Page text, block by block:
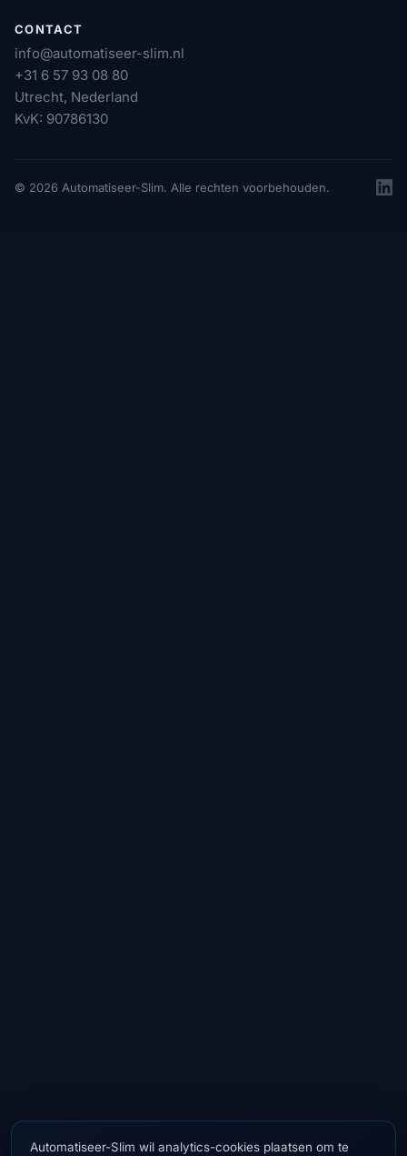
Automatiseer-Slim wil analytics-cookies plaatsen om te
CONTACT
info@automatiseer-slim.nl
+31 6 57 93 08 80
Utrecht, Nederland
KvK: 90786130
© 2026 Automatiseer-Slim. Alle rechten voorbehouden.